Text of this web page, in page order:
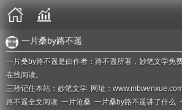
一片桑by路不遥
一片桑by路不遥是由作者：路不遥所著，妙笔文学免
在线阅读。
三秒记住本站：妙笔文学 网址：
路不遥全文阅读 一片沧桑 一片桑by路不遥讲了什么